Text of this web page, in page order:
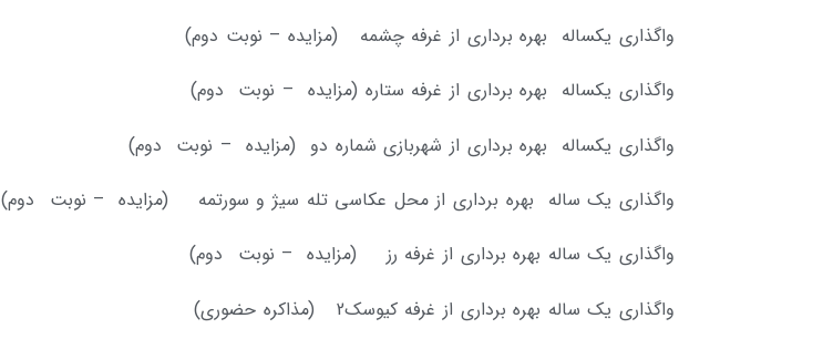
واگذاری یکساله بهره برداری از غرفه چشمه (مزایده – نوبت دوم)
واگذاری یکساله بهره برداری از غرفه ستاره (مزایده – نوبت دوم)
واگذاری یکساله بهره برداری از شهربازی شماره دو (مزایده – نوبت دوم)
واگذاری یک ساله بهره برداری از محل عکاسی تله سیژ و سورتمه (مزایده – نوبت دوم)
واگذاری یک ساله بهره برداری از غرفه رز (مزایده – نوبت دوم)
واگذاری یک ساله بهره برداری از غرفه کیوسک2 (مذاکره حضوری)